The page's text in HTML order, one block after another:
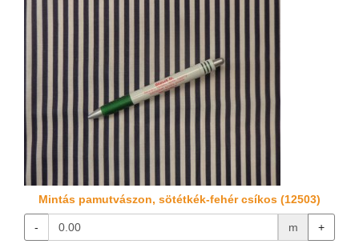
Mintás pamutvászon, sötétkék-fehér csíkos (12503)
- m +